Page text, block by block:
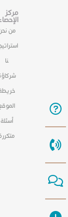
مركز
من
نا
أسئلة